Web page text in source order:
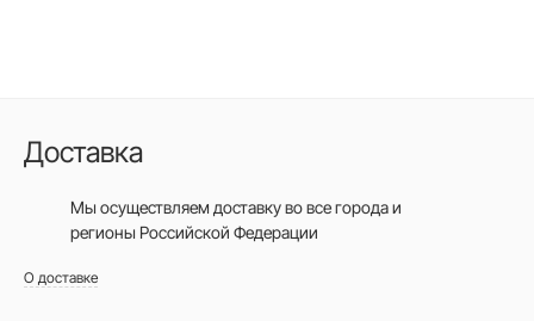
Доставка
Мы осуществляем доставку во все городаи
регионы Российской Федерации
О доставке